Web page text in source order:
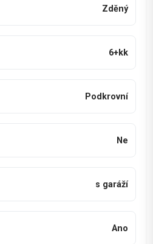
Zděný
6+kk
Podkrovní
Ne
s garáží
Ano